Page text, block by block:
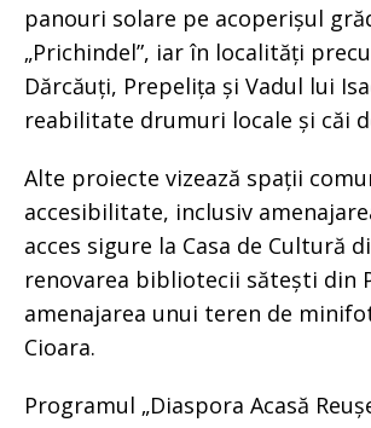
panouri solare pe acoperișul
„Prichindel”, iar în localități
Dărcăuți, Prepelița și Vadul lui
reabilitate drumuri locale și căi
Alte proiecte vizează spații
accesibilitate, inclusiv
acces sigure la Casa de Cultură
renovarea bibliotecii sătești din
amenajarea unui teren de
Cioara.
Programul „Diaspora Acasă